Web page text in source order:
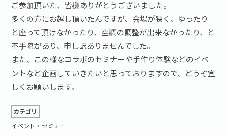
ご参加頂いた、皆様ありがとうございました。
多くの方にお越し頂いたんですが、会場が狭く、ゆったり
と座って頂けなかったり、空調の調整が出来なかったり、と
不手際があり、申し訳ありませんでした。
また、この様なコラボのセミナーや手作り体験などのイベ
ントなど企画していきたいと思っておりますので、どうぞ宜
しくお願いします。
カテゴリ
イベント・セミナー